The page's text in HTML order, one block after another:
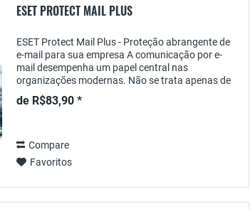
ESET PROTECT MAIL PLUS
ESET Protect Mail Plus - Proteção abrangente de
e-mail para sua empresa A comunicação por e-
mail desempenha um papel central nas
organizações modernas. Não se trata apenas de
uma ferramenta importante para a troca diária de
informações,...
de R$83,90 *
Compare
Favoritos